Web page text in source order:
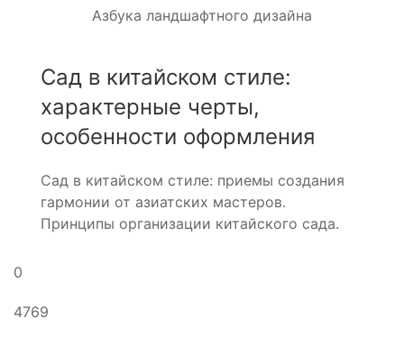
Азбука ландшафтного дизайна
Сад в китайском стиле:
характерные черты,
особенности оформления
Сад в китайском стиле: приемы создания
гармонии от азиатских мастеров.
Принципы организации китайского сада.
0
4769